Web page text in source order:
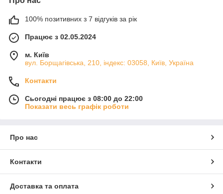
100% позитивних з 7 відгуків за рік
Працює з 02.05.2024
м. Київ
вул. Борщагівська, 210, індекс: 03058, Київ, Україна
Контакти
Сьогодні працює з 08:00 до 22:00
Показати весь графік роботи
Про нас
Контакти
Доставка та оплата